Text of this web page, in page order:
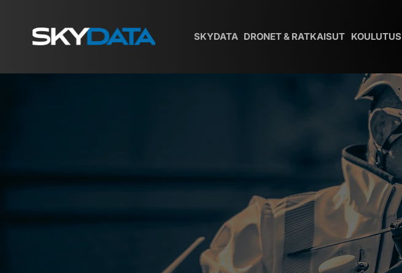
SKYDATA DRONET & RATKAISUT KOULUTUS